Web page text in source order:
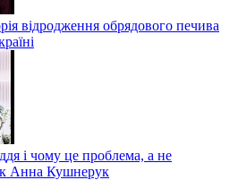
відродження обрядового печива
і чому це проблема, а не
Анна Кушнерук